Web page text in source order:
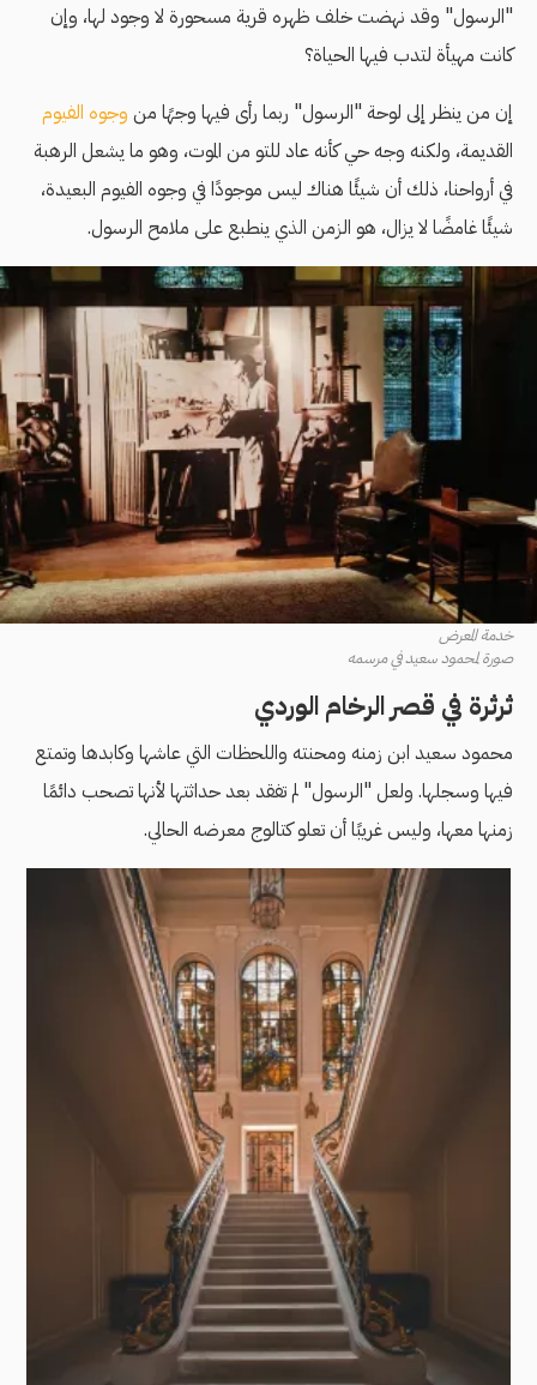
"الرسول" وقد نهضت خلف ظهره قرية مسحورة لا وجود لها، وإن
كانت مهيأة لتدب فيها الحياة؟
إن من ينظر إلى لوحة "الرسول" ربما رأى فيها وجهًا من وجوه الفيوم
القديمة، ولكنه وجه حي كأنه عاد للتو من الموت، وهو ما يشعل الرهبة
في أرواحنا، ذلك أن شيئًا هناك ليس موجودًا في وجوه الفيوم البعيدة،
شيئًا غامضًا لا يزال، هو الزمن الذي ينطبع على ملامح الرسول.
خدمة المعرض
صورة لمحمود سعيد في مرسمه
ثرثرة في قصر الرخام الوردي
محمود سعيد ابن زمنه ومحنته واللحظات التي عاشها وكابدها وتمتع
فيها وسجلها. ولعل "الرسول" لم تفقد بعد حداثتها لأنها تصحب دائمًا
زمنها معها، وليس غريبًا أن تعلو كتالوج معرضه الحالي.